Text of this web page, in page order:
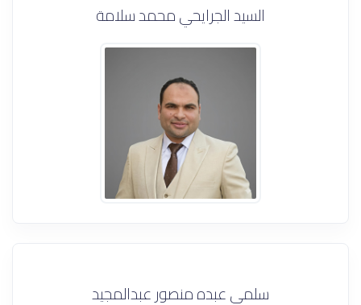
السيد الجرايحي محمد سلامة
سلمي عبده منصور عبدالمجيد